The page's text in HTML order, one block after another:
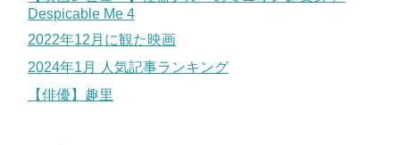
Despicable Me 4
2022年12月に観た映画
2024年1月 人気記事ランキング
【俳優】趣里